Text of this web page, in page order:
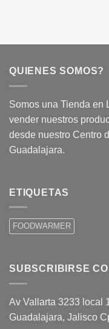
QUIENES SOMOS?
Somos una Tienda en
vender nuestros
desde nuestro Centro
Guadalajara.
ETIQUETAS
FOODWARMER
SUBSCRIBIRSE
Av Vallarta 3233 local
Guadalajara, Jalisco